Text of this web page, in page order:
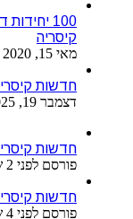
100
קיסריה
מאי 15, 2020
חדשות קיסריה
דצמבר 19, 2025
חדשות קיסריה
פורסם לפני 2 שבועות
חדשות קיסריה
פורסם לפני 4 שבועות